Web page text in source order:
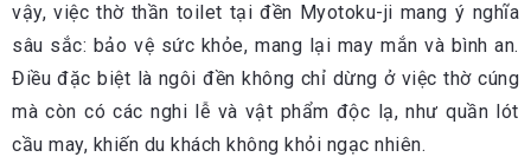
vậy, việc thờ thần toilet tại đền Myotoku-ji mang ý nghĩa
sâu sắc: bảo vệ sức khỏe, mang lại may mắn và bình an.
Điều đặc biệt là ngôi đền không chỉ dừng ở việc thờ cúng
mà còn có các nghi lễ và vật phẩm độc lạ, như quần lót
cầu may, khiến du khách không khỏi ngạc nhiên.